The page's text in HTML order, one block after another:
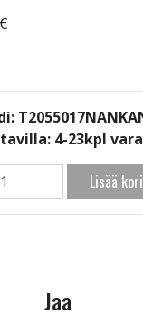
4-23kpl
Lisää
Jaa